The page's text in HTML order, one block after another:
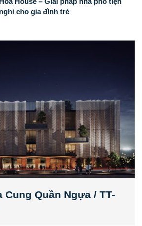
nghi cho gia đình trẻ
Cung Quần Ngựa / TT-